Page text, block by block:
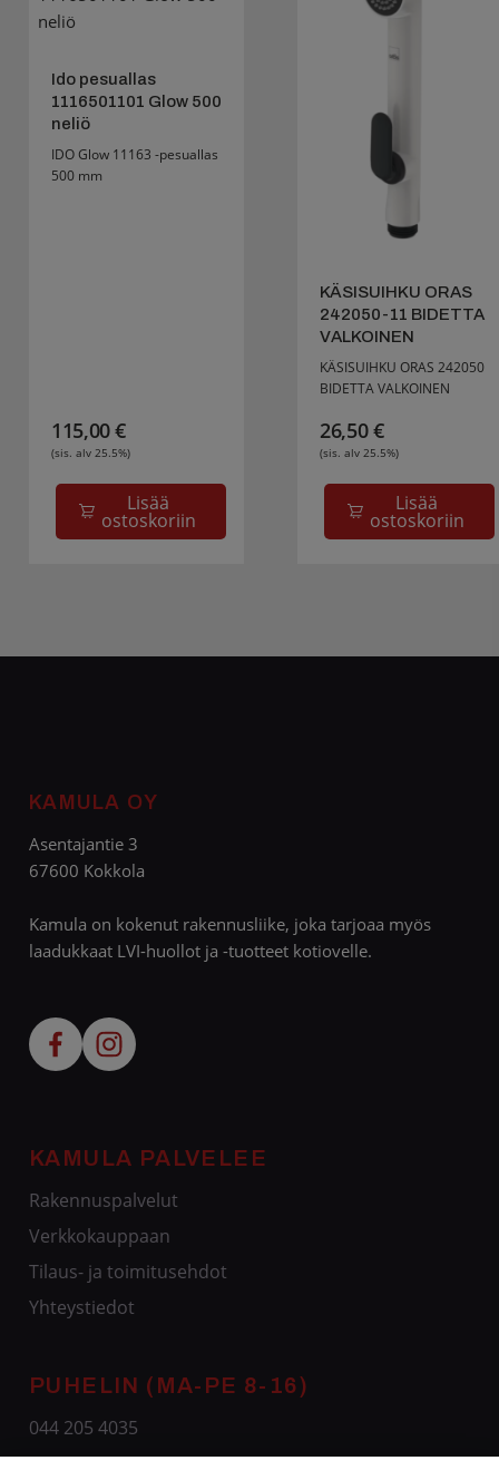
Ido pesuallas
1116501101 Glow 500
neliö
IDO Glow 11163 -pesuallas
500 mm
Lisää
ostoskoriin
115,00€
(sis. alv 25.5%)
KÄSISUIHKU ORAS
242050-11 BIDETTA
VALKOINEN
KÄSISUIHKU ORAS 242050
BIDETTA VALKOINEN
Lisää
ostoskoriin
26,50€
(sis. alv 25.5%)
KAMULA OY
Asentajantie 3
67600 Kokkola
Kamula on kokenut rakennusliike, joka tarjoaa myös
laadukkaat LVI-huollot ja -tuotteet kotiovelle.
KAMULA PALVELEE
Rakennuspalvelut
Verkkokauppaan
Tilaus- ja toimitusehdot
Yhteystiedot
PUHELIN (MA-PE 8-16)
044 205 4035